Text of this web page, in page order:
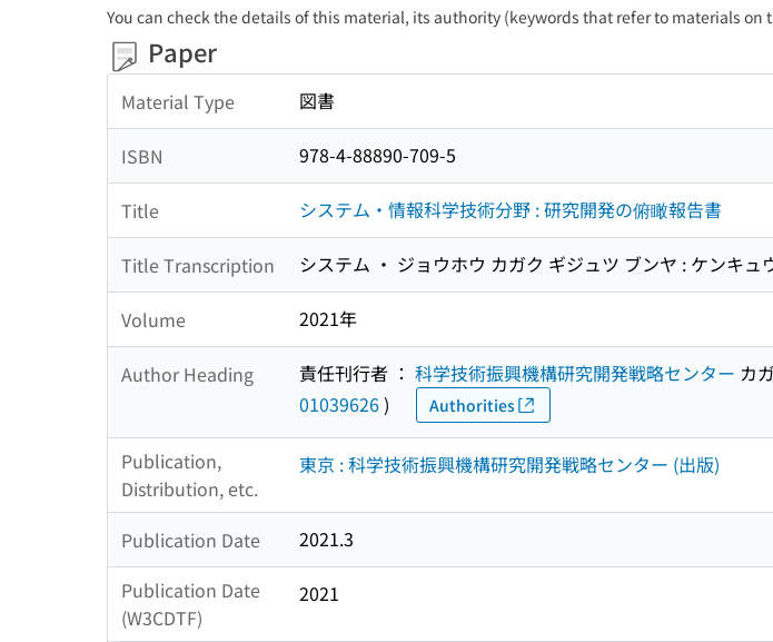
You can check the details of this material, its authority (keywords that refer to materials on
Paper
Material Type 図書
ISBN 978-4-88890-709-5
Title システム・情報科学技術分野 : 研究開発の俯瞰報告書
Title Transcription システム ・ ジョウホウ カガク ギジュツ ブンヤ : ケンキュ
Volume 2021年
Author Heading 責任刊行者 ： 科学技術振興機構研究開発戦略センター カ
01039626) Authorities
Publication,
Distribution, etc.
東京 : 科学技術振興機構研究開発戦略センター (出版)
Publication Date
2021.3
Publication Date
(W3CDTF)
2021